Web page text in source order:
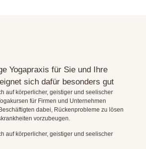
Yogapraxis für Sie und Ihre
sich dafür besonders gut
auf körperlicher, geistiger und seelischer
für Firmen und Unternehmen
dabei, Rückenprobleme zu lösen
vorzubeugen.
auf körperlicher, geistiger und seelischer